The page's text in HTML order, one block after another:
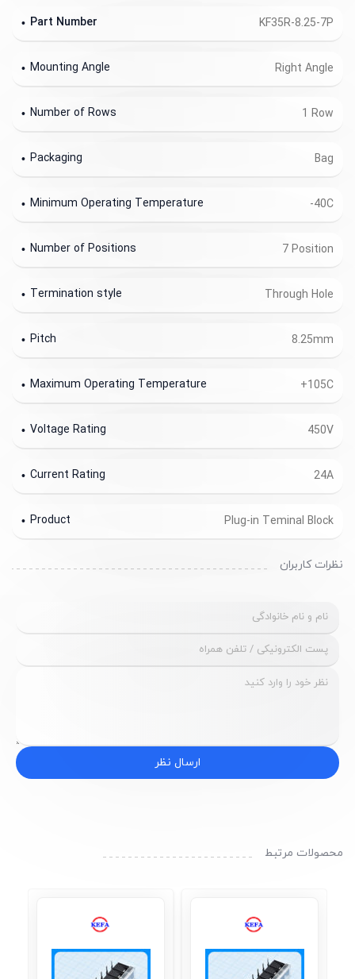
KF35R-8.25-7P
Part Number
Right Angle
Mounting Angle
1 Row
Number of Rows
Bag
Packaging
-40C
Minimum Operating Temperature
7 Position
Number of Positions
Through Hole
Termination style
8.25mm
Pitch
+105C
Maximum Operating Temperature
450V
Voltage Rating
24A
Current Rating
Plug-in Teminal Block
Product
نظرات کاربران
ارسال نظر
محصولات مرتبط